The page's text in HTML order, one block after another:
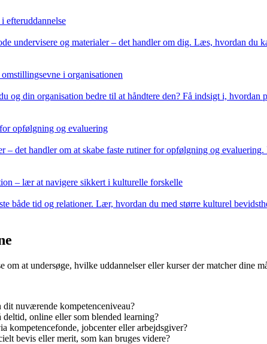
efteruddannelse
undervisere og materialer – det handler om dig. Læs, hvordan
i organisationen
og din organisation bedre til at håndtere den? Få indsigt i,
opfølgning og evaluering
– det handler om at skabe faste rutiner for opfølgning og
– lær at navigere sikkert i kulturelle forskelle
både tid og relationer. Lær, hvordan du med større kulturel
om at undersøge, hvilke uddannelser eller kurser der matcher
dit nuværende kompetenceniveau?
deltid, online eller som blended learning?
kompetencefonde, jobcenter eller arbejdsgiver?
bevis eller merit, som kan bruges videre?